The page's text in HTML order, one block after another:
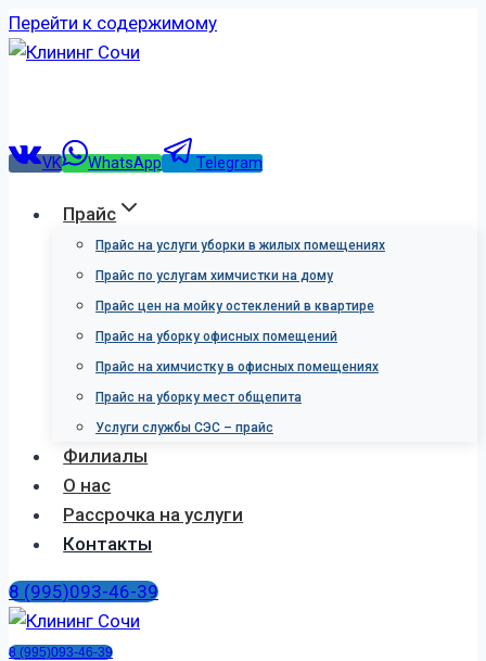
Перейти к содержимому
VK WhatsApp Telegram
Прайс
Прайс на услуги уборки в жилых помещениях
Прайс по услугам химчистки на дому
Прайс цен на мойку остеклений в квартире
Прайс на уборку офисных помещений
Прайс на химчистку в офисных помещениях
Прайс на уборку мест общепита
Услуги службы СЭС – прайс
Филиалы
О нас
Рассрочка на услуги
Контакты
8 (995)093-46-39
8 (995)093-46-39